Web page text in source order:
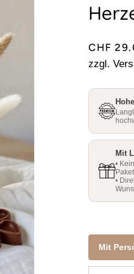
CHF
zzgl.
Mit
•
Paket
•
Mit